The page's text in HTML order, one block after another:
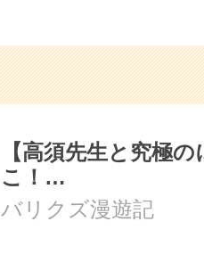
【高須先生と究極
こ！…
バリクズ漫遊記